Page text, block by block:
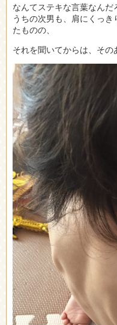
なんてステキな言葉なん
うちの次男も、肩にくっ
たものの、
それを聞いてからは、そ